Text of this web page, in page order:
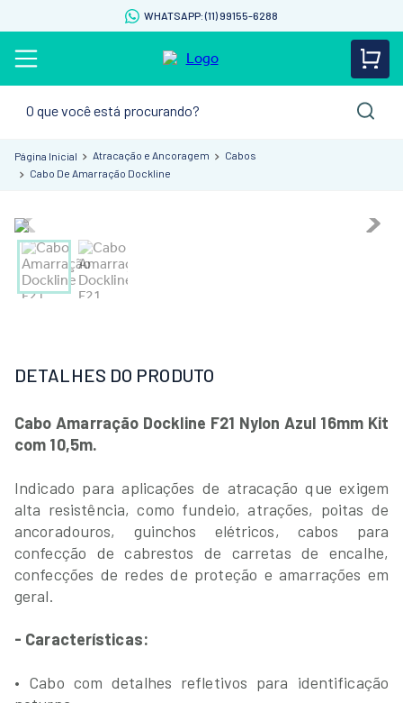
WHATSAPP: (11) 99155-6288
Atracação e Ancoragem
Cabos
Cabo De Amarração Dockline
DETALHES DO PRODUTO
Cabo Amarração Dockline F21 Nylon Azul 16mm Kit
com 10,5m.
Indicado para aplicações de atracação que exigem
alta resistência, como fundeio, atrações, poitas de
ancoradouros, guinchos elétricos, cabos para
confecção de cabrestos de carretas de encalhe,
confecções de redes de proteção e amarrações em
geral.
- Características:
• Cabo com detalhes refletivos para identificação